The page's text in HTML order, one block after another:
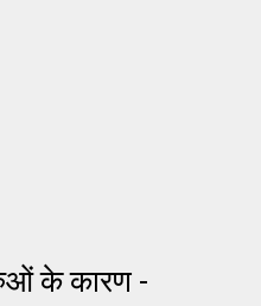
के कारण -